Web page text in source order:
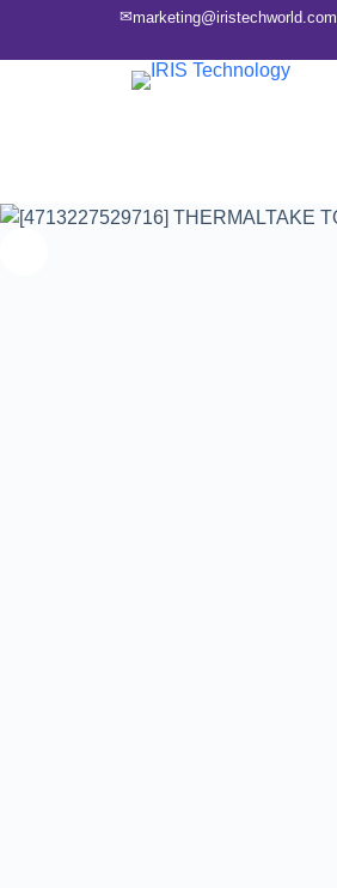
✉marketing@iristechworld.com